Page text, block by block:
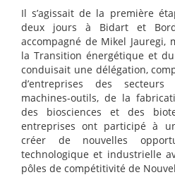
Il s’agissait de la première
deux jours à Bidart et
accompagné de Mikel Jauregi,
la Transition énergétique et
conduisait une délégation,
d’entreprises des secteurs
machines-outils, de la
des biosciences et des
entreprises ont participé à
créer de nouvelles
technologique et industrielle
pôles de compétitivité de